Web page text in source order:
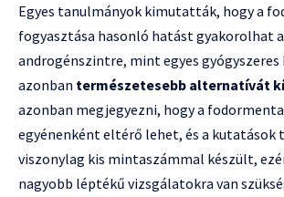
Egyes tanulmányok kimutatták, hogy a
fogyasztása hasonló hatást gyakorolhat
androgénszintre, mint egyes gyógyszeres
azonban természetesebb alternatívát
azonban megjegyezni, hogy a
egyénenként eltérő lehet, és a kutatások
viszonylag kis mintaszámmal készült,
nagyobb léptékű vizsgálatokra van